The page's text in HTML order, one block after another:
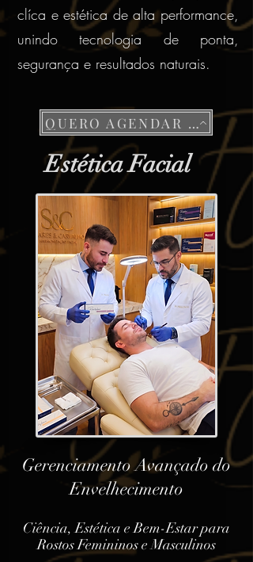
clíca e estética de alta performance,
unindo tecnologia de ponta,
segurança e resultados naturais.
QUERO AGENDAR UMA AVALIAÇÃO DISCRETA
Estética Facial
Gerenciamento Avançado do
Envelhecimento
Ciência, Estética e Bem-Estar para
Rostos Femininos e Masculinos